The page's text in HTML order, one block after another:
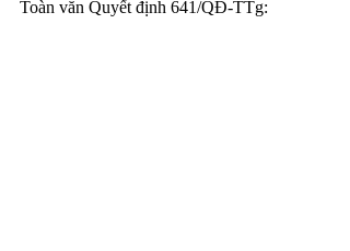
Toàn văn Quyết định 641/QĐ-TTg: